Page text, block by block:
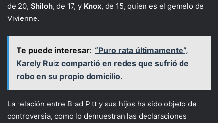
de 20, Shiloh, de 17, y Knox, de 15, quien es el gemelo de
Vivienne.
Te puede interesar: “Puro rata últimamente”,
Karely Ruiz compartió en redes que sufrió de
robo en su propio domicilio.
La relación entre Brad Pitt y sus hijos ha sido objeto de
controversia, como lo demuestran las declaraciones